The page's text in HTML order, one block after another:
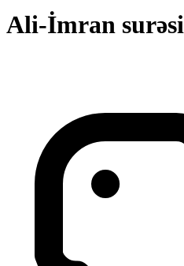
Ali-İmran surəsi